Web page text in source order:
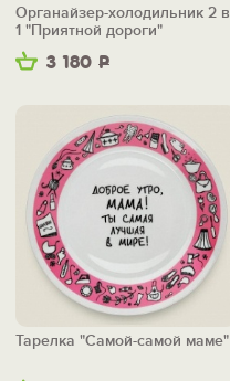
3 180 Р
Органайзер-холодильник 2 в
1 "Приятной дороги"
Тарелка "Самой-самой маме"